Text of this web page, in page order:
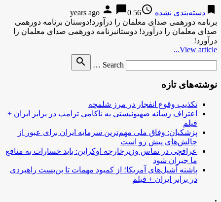
bookmark دسته‌بندی نشده access_time
56 years ago
person chat_bubble0
برنامه دورهمی صدای معلمان را درآورد!دوستان برنامه دورهمی
صدای معلمان را درآورد! دوستانبرنامه دورهمی صدای معلمان را
درآورد!
View article...
Search …
search
نوشته‌های تازه
تکذیب وقوع انفجار در مرز شلمچه
اعتراف رسانه صهیونیستی به ناکامی ترامپ در برابر ایران +
فیلم
پزشکیان: وفاق ملی مهم‌ترین سرمایه ایران برای عبور از
چالش‌های پیش رو است
عراقچی در تماس وزیرخارجه اوکراین: باید خسارات به منافع
ما جبران شود
پاشنه آشیل‌های آمریکا؛ از کمبود مهمات تا بن‌بست راهبردی
در برابر ایران + فیلم
.